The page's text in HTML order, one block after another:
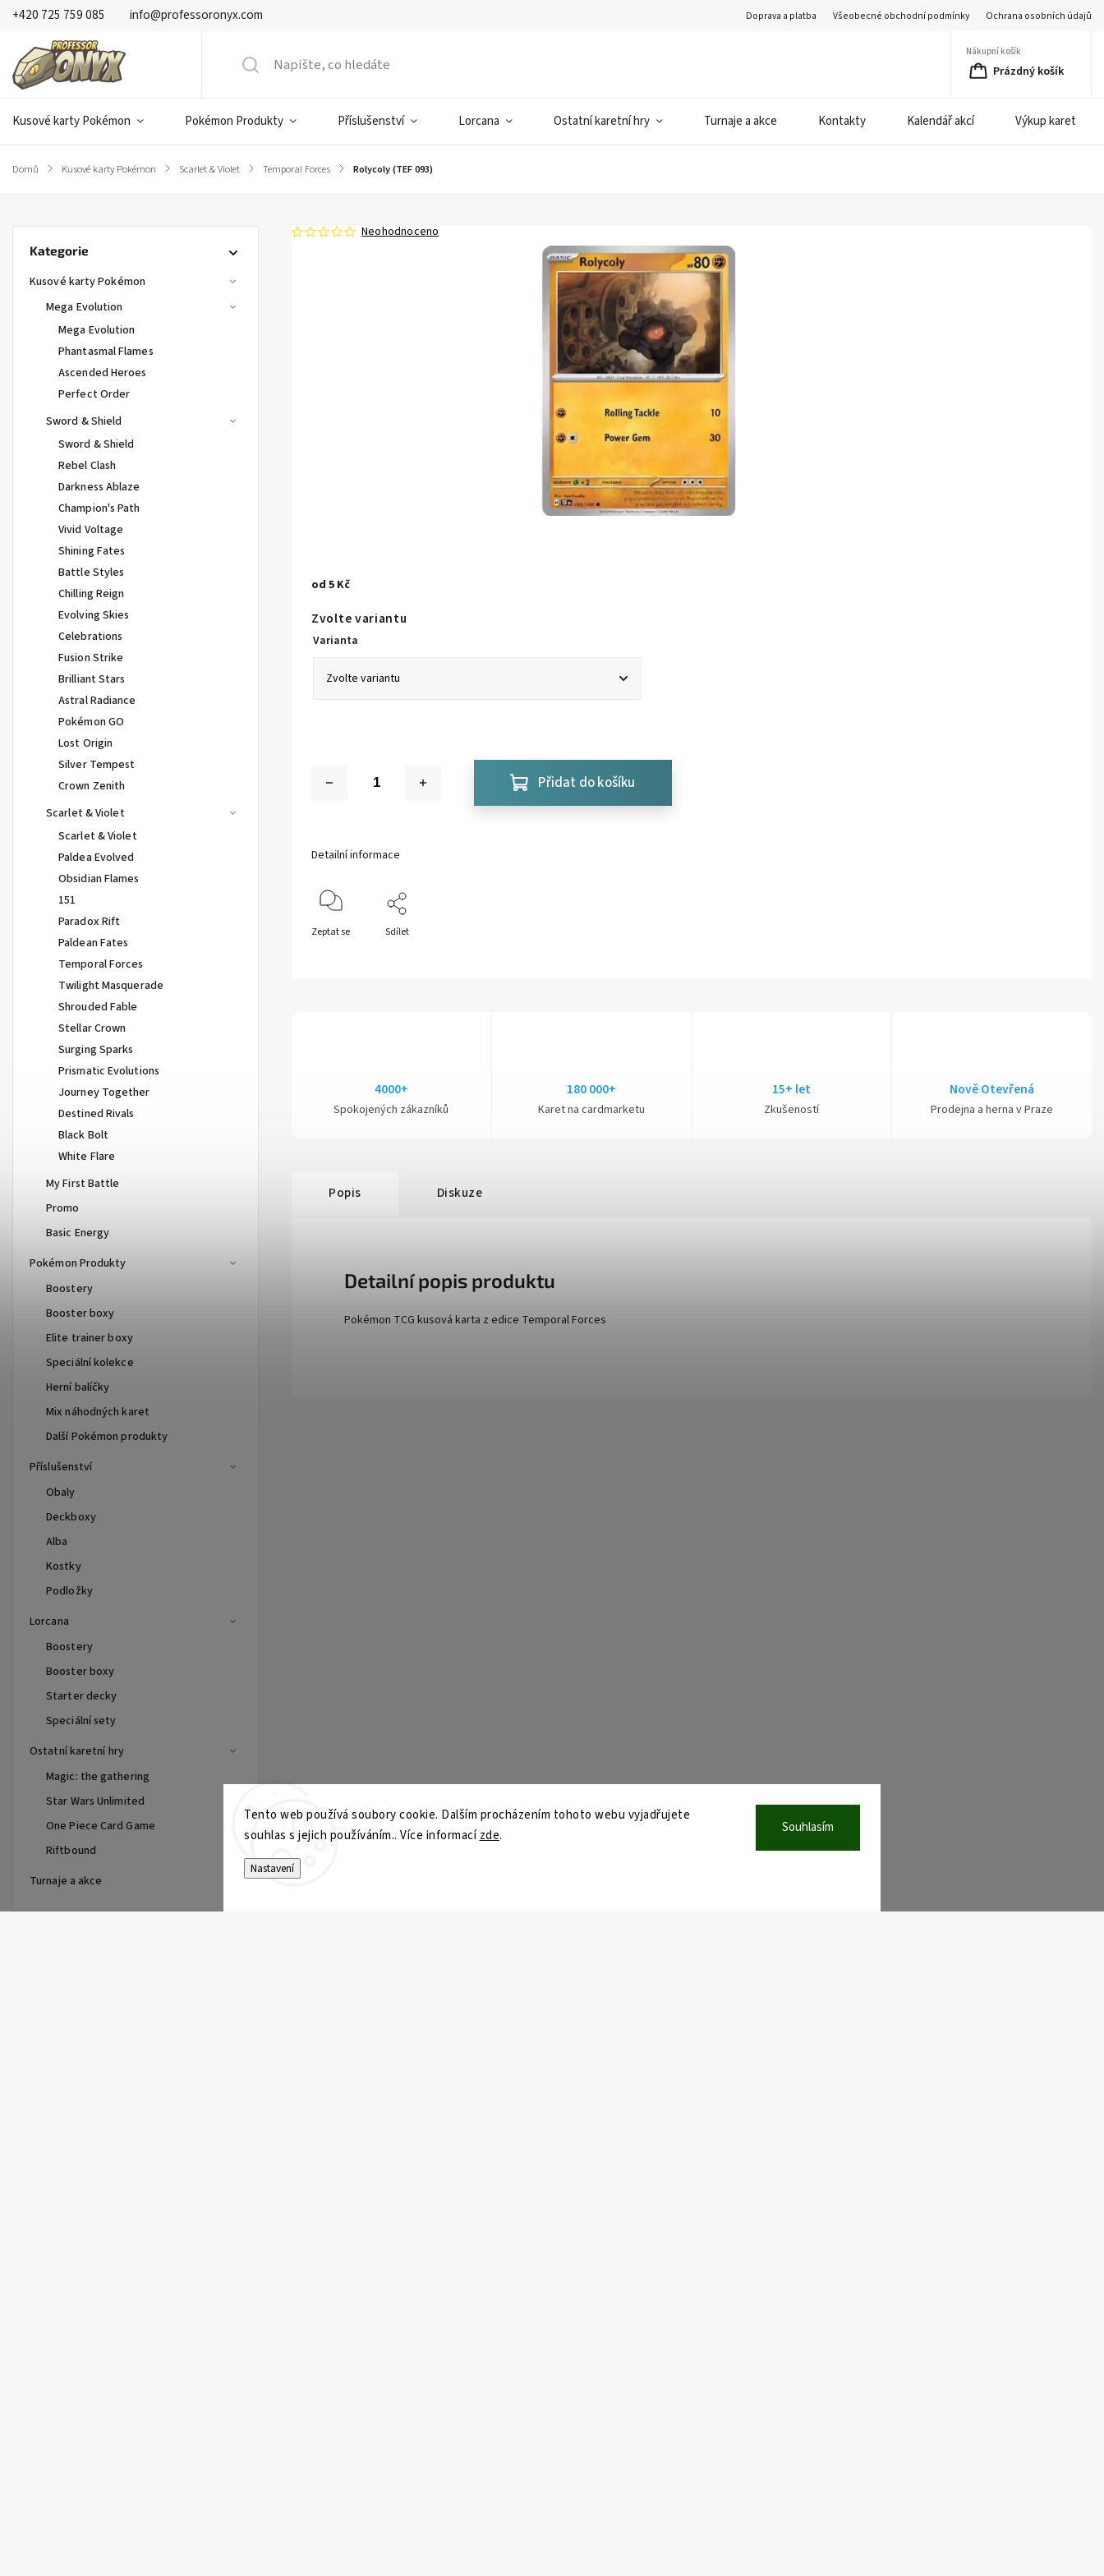
Tento web používá soubory cookie. Dalším procházením tohoto webu vyjadřujete
souhlas s jejich používáním.. Více informacízde.
Nastavení
Souhlasím
+420 725 759 085 info@professoronyx.com Doprava a platba Všeobecné obchodní podmínky Ochrana osobních údajů
Nákupní košík
Prázdný košík
Kusové karty Pokémon Pokémon Produkty Příslušenství Lorcana Ostatní karetní hry Turnaje a akce Kontakty Kalendář akcí Výkup karet
Domů / Kusové karty Pokémon / Scarlet & Violet / Temporal Forces / Rolycoly (TEF 093)
Kategorie
Kusové karty Pokémon
Mega Evolution
Mega Evolution
Phantasmal Flames
Ascended Heroes
Perfect Order
Sword & Shield
Sword & Shield
Rebel Clash
Darkness Ablaze
Champion's Path
Vivid Voltage
Shining Fates
Battle Styles
Chilling Reign
Evolving Skies
Celebrations
Fusion Strike
Brilliant Stars
Astral Radiance
Pokémon GO
Lost Origin
Silver Tempest
Crown Zenith
Scarlet & Violet
Scarlet & Violet
Paldea Evolved
Obsidian Flames
151
Paradox Rift
Paldean Fates
Temporal Forces
Twilight Masquerade
Shrouded Fable
Stellar Crown
Surging Sparks
Prismatic Evolutions
Journey Together
Destined Rivals
Black Bolt
White Flare
My First Battle
Promo
Basic Energy
Pokémon Produkty
Boostery
Booster boxy
Elite trainer boxy
Speciální kolekce
Herní balíčky
Mix náhodných karet
Další Pokémon produkty
Příslušenství
Obaly
Deckboxy
Alba
Kostky
Podložky
Lorcana
Boostery
Booster boxy
Starter decky
Speciální sety
Ostatní karetní hry
Magic: the gathering
Star Wars Unlimited
One Piece Card Game
Riftbound
Turnaje a akce
Neohodnoceno
od 5 Kč
Zvolte variantu
Varianta
Přidat do košíku
Detailní informace
Zeptat se Sdílet
4000+
Spokojených zákazníků
180 000+
Karet na cardmarketu
15+ let
Zkušeností
Nově Otevřená
Prodejna a herna v Praze
Popis Diskuze
Detailní popis produktu
Pokémon TCG kusová karta z edice Temporal Forces